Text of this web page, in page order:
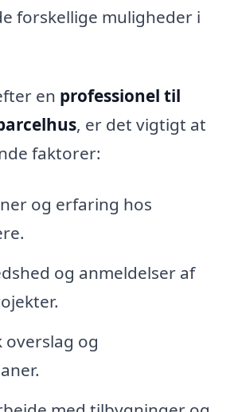
forskellige muligheder i
en professionel til
, er det vigtigt at
faktorer:
og erfaring hos
og anmeldelser af
og